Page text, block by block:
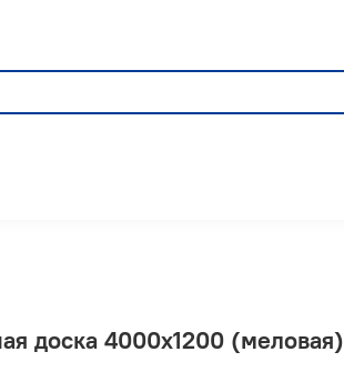
доска 4000х1200 (меловая)